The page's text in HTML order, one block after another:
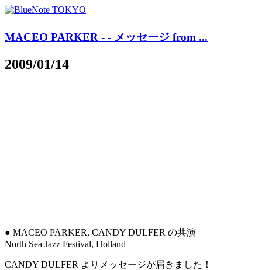
MACEO PARKER - - メッセージ from ...
2009/01/14
● MACEO PARKER, CANDY DULFER の共演
North Sea Jazz Festival, Holland
CANDY DULFER よりメッセージが届きました！